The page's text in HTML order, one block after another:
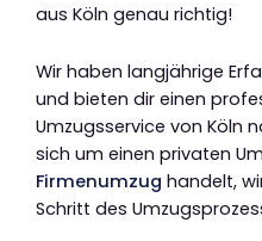
aus Köln genau richtig!
Wir haben langjährige
und bieten dir einen
Umzugsservice von Köln
sich um einen privaten
Firmenumzug handelt,
Schritt des